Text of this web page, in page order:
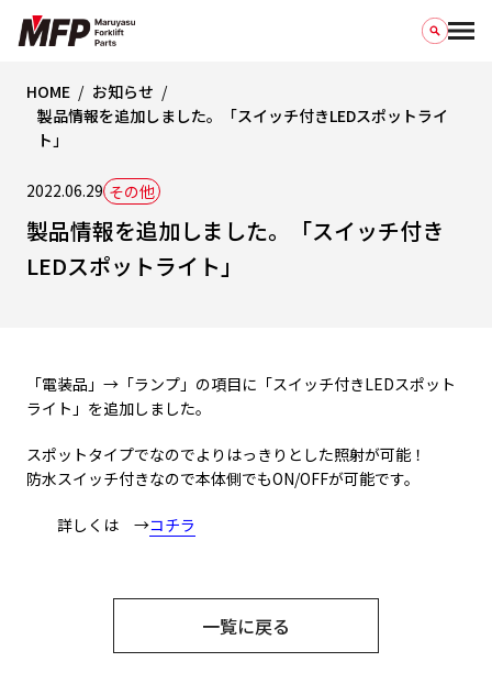
HOME
お知らせ
製品情報を追加しました。「スイッチ付きLEDスポットライ
ト」
2022.06.29 その他
製品情報を追加しました。「スイッチ付き
LEDスポットライト」
「電装品」→「ランプ」の項目に「スイッチ付きLEDスポット
ライト」を追加しました。
スポットタイプでなのでよりはっきりとした照射が可能！
防水スイッチ付きなので本体側でもON/OFFが可能です。
詳しくは →コチラ
一覧に戻る